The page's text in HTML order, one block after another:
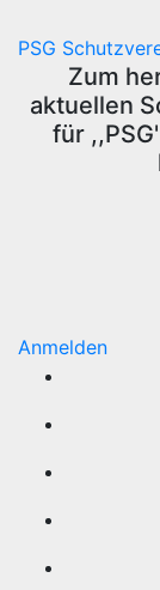
PSG
Zum
aktuellen
für
Anmelden